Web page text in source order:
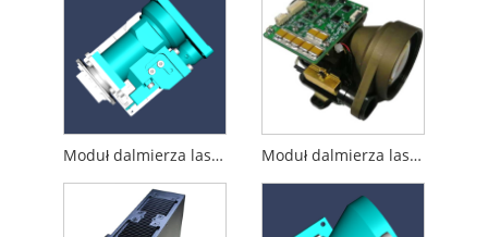
Moduł dalmierza laserowego o zasięgu 8 km Moduł dalmierza laserowego o zasięgu 15 km